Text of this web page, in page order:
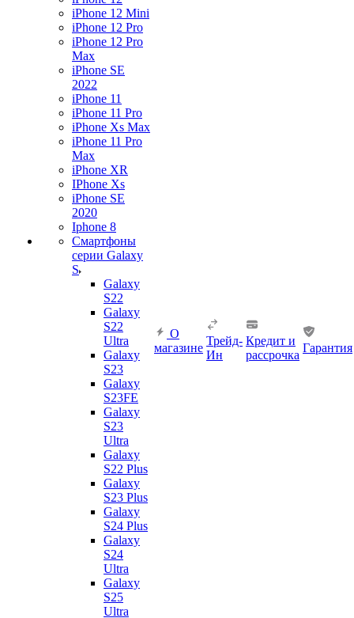
iPhone 12 Mini
iPhone 12 Pro
iPhone 12 Pro
Max
iPhone SE
2022
iPhone 11
iPhone 11 Pro
iPhone Xs Max
iPhone 11 Pro
Max
iPhone XR
IPhone Xs
iPhone SE
2020
Iphone 8
Смартфоны
серии Galaxy
S
Galaxy
S22
Galaxy
S22
Ultra
Galaxy
S23
Galaxy
S23FE
Galaxy
S23
Ultra
Galaxy
S22 Plus
Galaxy
S23 Plus
Galaxy
S24 Plus
Galaxy
S24
Ultra
Galaxy
S25
Ultra
О
магазине
Трейд-
Ин
Кредит и
рассрочка
Гарантия